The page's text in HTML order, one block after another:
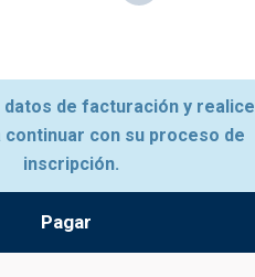
datos de facturación y realice
continuar con su proceso de
inscripción.
Pagar